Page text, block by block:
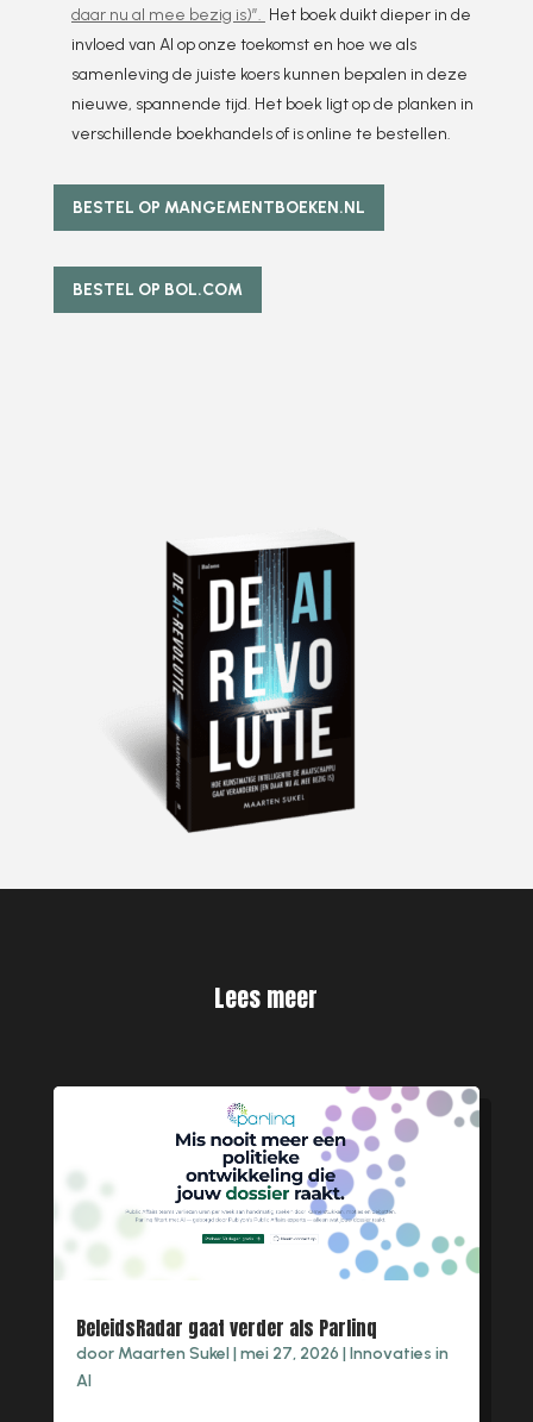
daar nu al mee bezig is)”. Het boek duikt dieper in de
invloed van AI op onze toekomst en hoe we als
samenleving de juiste koers kunnen bepalen in deze
nieuwe, spannende tijd. Het boek ligt op de planken in
verschillende boekhandels of is online te bestellen.
BESTEL OP MANGEMENTBOEKEN.NL
BESTEL OP BOL.COM
Lees meer
BeleidsRadar gaat verder als Parlinq
door Maarten Sukel|mei 27, 2026 |Innovaties in
AI